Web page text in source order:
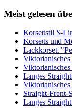
Meist gelesen
Korsettstil S-
Korsetts und
Lackkorsett
Langes
Straight-Front-
Langes